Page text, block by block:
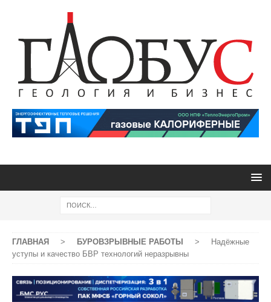
ГЛАВНАЯ > БУРОВЗРЫВНЫЕ РАБОТЫ >
Надёжные
уступы и качество БВР технологий неразрывны